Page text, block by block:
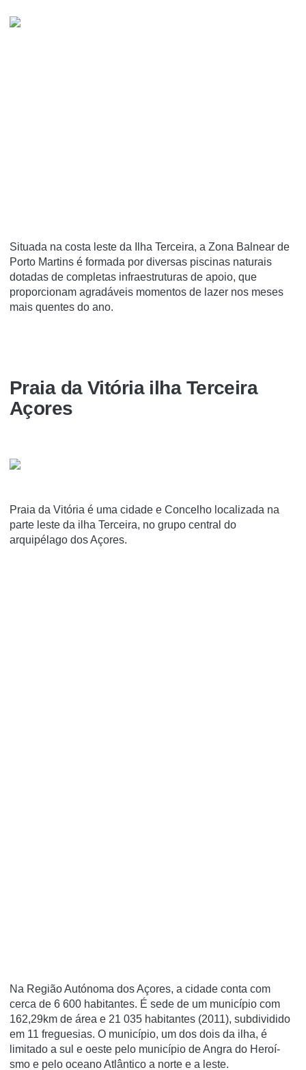
Situada na costa leste da Ilha Terceira, a Zona Balnear de
Porto Martins é formada por diversas piscinas naturais
dotadas de completas infraestruturas de apoio, que
proporcionam agradáveis momentos de lazer nos meses
mais quentes do ano.
Praia da Vitória ilha Terceira
Açores
Praia da Vitória é uma cidade e Concelho localizada na
parte leste da ilha Terceira, no grupo central do
arquipélago dos Açores.
Na Região Autónoma dos Açores, a cidade conta com
cerca de 6 600 habitantes. É sede de um municí­pio com
162,29km de área e 21 035 habitantes (2011), subdividido
em 11 freguesias. O municí­pio, um dos dois da ilha, é
limitado a sul e oeste pelo municí­pio de Angra do Heroí­
smo e pelo oceano Atlântico a norte e a leste.